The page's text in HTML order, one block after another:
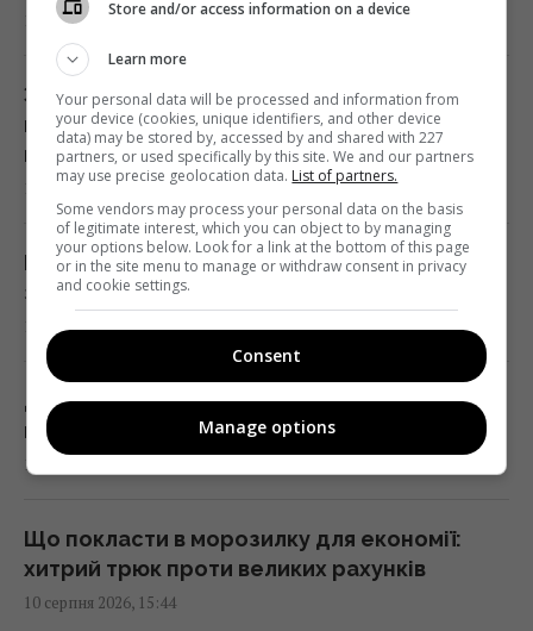
Суд дозволив Єрмаку їздити по різним
областям України, - САП
16:05 понеділок, 10 серпня 2026
У якому віці дитину можна залишати вдома
саму: поради психологів
15:56 понеділок, 10 серпня 2026
Один старий якір затримав будівництво
тунелю під затокою на 241 день
15:51 понеділок, 10 серпня 2026
На японському острові створили рай для
кроликів, але згодом з’явилися несподівані
15:40 понеділок, 10 серпня 2026
Простій Червоноградської ЦЗФ залишає
10 серпня 2026, 16:45
Звичайна шторка для душу більше не
потрібна: знайдено ідеальну заміну для
ванної
10 серпня 2026, 16:33
Мобілізація та бронювання восени може
змінитися: юрист назвав умови
10 серпня 2026, 16:31
Долар дорожчає, євро зробив ривок:
новий курс валют на 11 серпня
10 серпня 2026, 15:57
Що покласти в морозилку для економії:
хитрий трюк проти великих рахунків
10 серпня 2026, 15:44
Store and/or access information on a device
Learn more
Your personal data will be processed and information from
your device (cookies, unique identifiers, and other device
data) may be stored by, accessed by and shared with 227
partners, or used specifically by this site. We and our partners
may use precise geolocation data. List of partners.
Some vendors may process your personal data on the basis
of legitimate interest, which you can object to by managing
your options below. Look for a link at the bottom of this page
or in the site menu to manage or withdraw consent in privacy
and cookie settings.
Consent
Manage options